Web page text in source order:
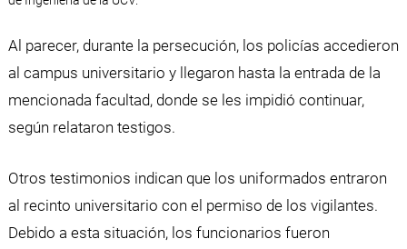
Al parecer, durante la persecución, los policías accedieron
al campus universitario y llegaron hasta la entrada de la
mencionada facultad, donde se les impidió continuar,
según relataron testigos.
Otros testimonios indican que los uniformados entraron
al recinto universitario con el permiso de los vigilantes.
Debido a esta situación, los funcionarios fueron